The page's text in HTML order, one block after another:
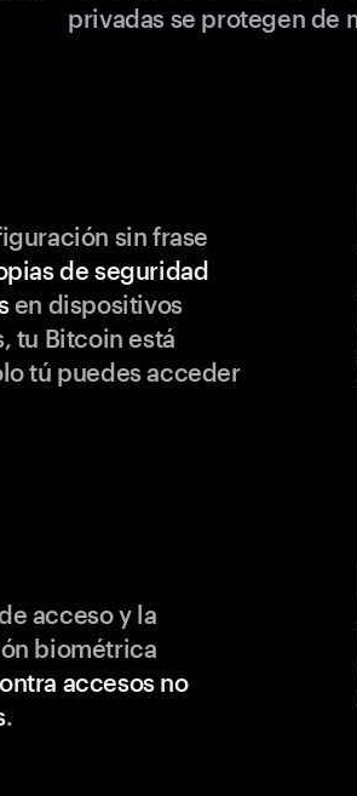
privadas se protegen de
sin frase
de seguridad
en dispositivos
tu Bitcoin está
tú puedes acceder
acceso y la
biométrica
accesos no
.